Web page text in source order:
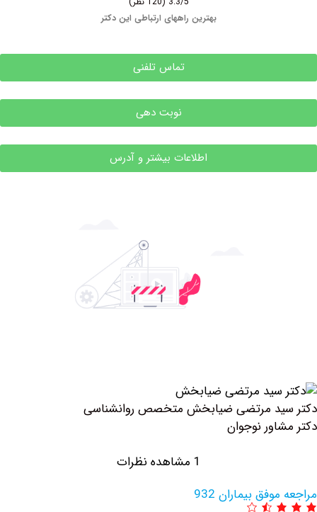
بهترین راههای ارتباطی این دکتر
تماس تلفنی
نوبت دهی
اطلاعات بیشتر و آدرس
مرتضی ضیابخش متخصص روانشناسی
نوجوان
بیماران 932